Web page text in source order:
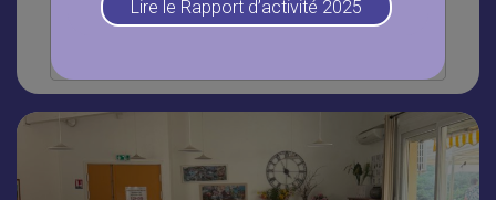
Lire le Rapport d’activité 2025